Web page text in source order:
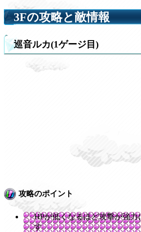
3Fの攻略と敵情報
巡音ルカ(1ゲージ目)
攻略のポイント
HPが低くなるほど攻撃が強
す